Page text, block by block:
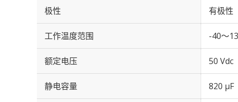
极性 有极性
工作温度范围 -40～
额定电压 50 Vdc
静电容量 820 µF